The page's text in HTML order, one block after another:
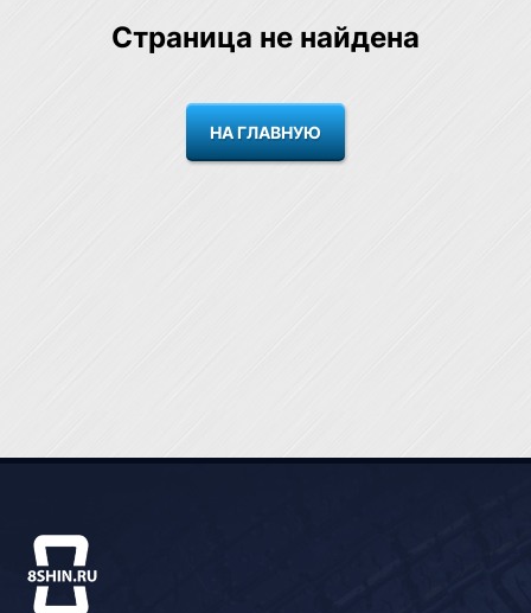
Страница не найдена
НА ГЛАВНУЮ